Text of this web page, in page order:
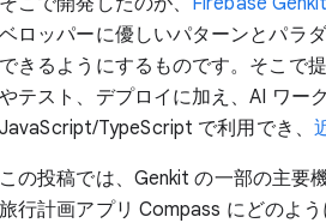
ベロッパーに優しいパターンとパラ
できるようにするものです。そこで
やテスト、デプロイに加え、AI ワー
JavaScript/TypeScript で利用でき、
この投稿では、Genkit の一部の主要
旅行計画アプリ Compass にどのよ